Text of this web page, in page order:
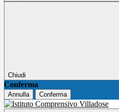
Chiudi
Conferma
Annulla Conferma